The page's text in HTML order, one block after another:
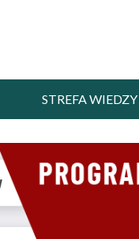
STREFA WIEDZY